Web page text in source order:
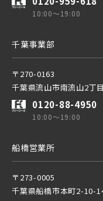
京成本線
京成押上線
京成成田スカイ
京成千葉線
10:00～19:00
千葉事業部
〒270-0163
千葉県流山市南流山2丁
0120-88-4950
10:00～19:00
船橋営業所
〒273-0005
千葉県船橋市本町2-10-